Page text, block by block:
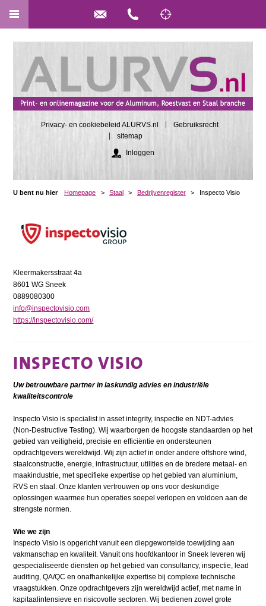
Privacy- en cookiebeleid ALURVS.nl
Gebruiksrecht
sitemap
Inloggen
U bent nu hier Homepage > Staal > Bedrijvenregister > Inspecto Visio
Kleermakersstraat 4a
8601 WG Sneek
0889080300
info@inspectovisio.com
https://inspectovisio.com/
INSPECTO VISIO
Uw betrouwbare partner in laskundig advies en industriële
kwaliteitscontrole
Inspecto Visio is specialist in asset integrity, inspectie en NDT-advies
(Non-Destructive Testing). Wij waarborgen de hoogste standaarden op het
gebied van veiligheid, precisie en efficiëntie en ondersteunen
opdrachtgevers wereldwijd. Wij zijn actief in onder andere offshore wind,
staalconstructie, energie, infrastructuur, utilities en de bredere metaal- en
maakindustrie, met specifieke expertise op het gebied van aluminium,
RVS en staal. Onze klanten vertrouwen op ons voor deskundige
oplossingen waarmee hun operaties soepel verlopen en voldoen aan de
strengste normen.
Wie we zijn
Inspecto Visio is opgericht vanuit een diepgewortelde toewijding aan
vakmanschap en kwaliteit. Vanuit ons hoofdkantoor in Sneek leveren wij
gespecialiseerde diensten op het gebied van consultancy, inspectie, lead
auditing, QA/QC en onafhankelijke expertise bij complexe technische
vraagstukken. Onze opdrachtgevers zijn wereldwijd actief, met name in
kapitaalintensieve en risicovolle sectoren. Wij bedienen zowel grote